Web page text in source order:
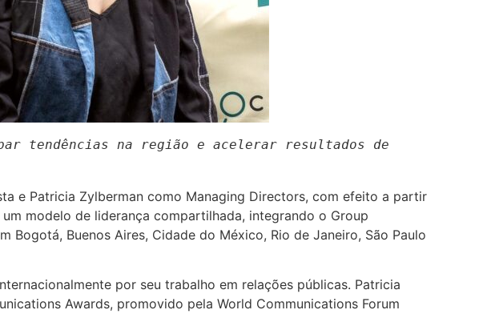
tendências na região e acelerar resultados de
e Patricia Zylberman como Managing Directors, com efeito a partir
modelo de liderança compartilhada, integrando o Group
Buenos Aires, Cidade do México, Rio de Janeiro, São Paulo
por seu trabalho em relações públicas. Patricia
Awards, promovido pela World Communications Forum